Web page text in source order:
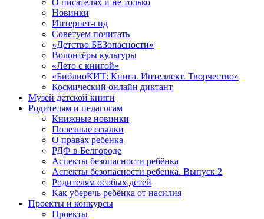
Новинки
Интернет-гид
Советуем почитать
«Детство БЕЗопасности»
Волонтёры культуры
«Лето с книгой»
«БиблиоКИТ: Книга. Интеллект. Творчество»
Космический онлайн диктант
Музей детской книги
Родителям и педагогам
Книжные новинки
Полезные ссылки
О правах ребенка
РДФ в Белгороде
Аспекты безопасности ребёнка
Аспекты безопасности ребенка. Выпуск 2
Родителям особых детей
Как уберечь ребёнка от насилия
Проекты и конкурсы
Проекты